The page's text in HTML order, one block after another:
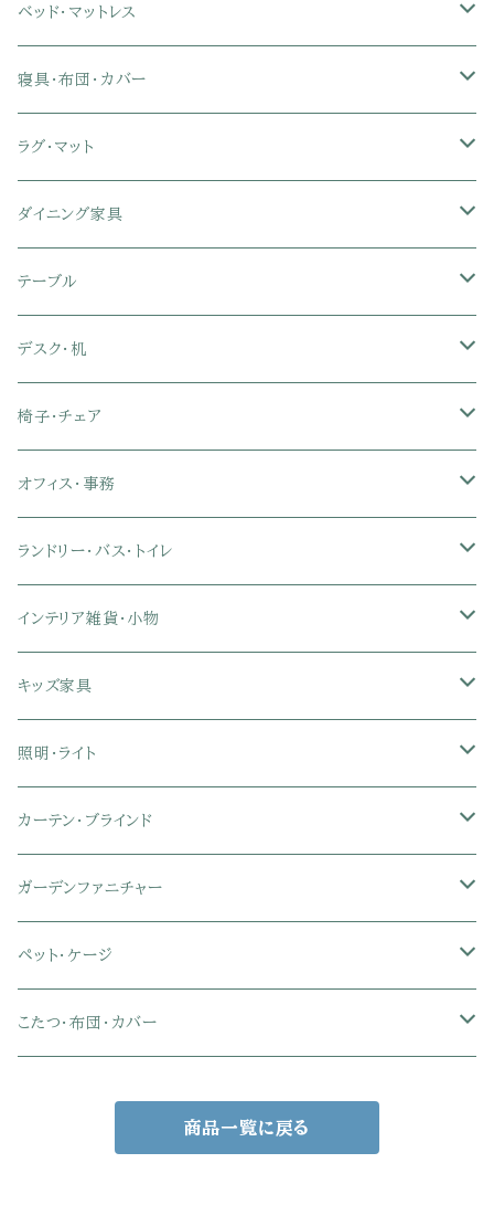
カウチソファ・コーナーソファ
リクライニングソファ
スツール・オットマン
クッションソファ
革・レザー・合皮ソファ
布張り・ファブリックソファ
ソファカバー
座椅子カバー
ポケットコイル座椅子
ハンガーラック
ラック・シェルフ
スチールラック・メタルラック
衣装ケース・壁面収納・ワードローブ
キャビネット・サイドボード
ランドリー・トイレ収納
玄関収納
突っ張り棚・突っ張りラック
ミドルタイプテレビ台
ロータイプテレビ台
コーナーテレビ台
伸縮テレビ台
テレビスタンド
サイドチェスト
幅90cm以下テレビ台
幅91～120cmテレビ台
幅121～150cmテレビ台
幅151～180cmテレビ台
食器棚・キッチンボード
レンジ台
キッチンワゴン
キッチンカウンター
キッチンラック・冷蔵庫ラック
隙間収納
キッチンマット
キッチン用品
キッチン家電
ベッド・マットレス
ローベッド
セミシングル
シングル
収納付きベッド
セミシングル
シングル
パネルベッド
セミシングル
シングル
すのこベッド
セミシングル
シングル
脚付きマットレス
セミシングル
シングル
パイプベッド
ロフトベッド
2段ベッド
折りたたみベッド
ソファベッド
マットレス
セミシングル
シングル
セミシングル
シングル
セミダブル
ダブル
寝具・布団・カバー
掛け布団
敷き布団
布団セット
枕
タオルケット・ガーゼケット
ブランケット・毛布
布団カバー・敷きパッド
ひんやりマット（冷却マット）
こたつ布団
シングル
セミダブル
ダブル
クイーン
キング
ラグ・マット
ラグ・カーペット
玄関マット
キッチンマット
フローリングマット
ジョイントマット
ダイニング家具
ダイニングテーブル
ダイニングチェア・ベンチ
ダイニングテーブルセット
2人用ダイニングテーブルセット
4人用ダイニングテーブルセット
6人用ダイニングテーブルセット
木製ダイニング
スチール脚ダイニング
テーブル
サイドテーブル
ウッドテーブル
センターテーブル
ガラステーブル
カウンターテーブル
伸縮式テーブル
デスク・机
パソコン・オフィスデスク
L字デスク
収納付きデスク
キーボードスライダー付きデスク
学習机
ツインデスク
デスクセット
サイドワゴン・チェスト
木製デスク
ガラスデスク
幅101～120cmデスク
椅子・チェア
ダイニングチェア・ベンチ
オフィスチェア
リクライニングチェア
ハイバックオフィスチェア
メッシュオフィスチェア
リビングチェア
スツール・オットマン
学習椅子
ファブリックチェア
革・レザー・合皮チェア
スチール脚チェア
木脚チェア
オフィス・事務
オフィスチェア
オフィスデスク
オフィス収納
オフィス雑貨
オフィス家電
ランドリー・バス・トイレ
ランドリーラック
タオルハンガー
洗濯カゴ・ワゴン
物干しスタンド
トイレ用品
トイレットペーパーホルダー
バス用品・バスマット
インテリア雑貨・小物
タオル
食器・食器スタンド
キャニスター・ディスペンサー
コーヒーサーバー
エコバッグ
玄関小物・傘
キッズ家具
絵本ラック・本棚
ラック・ランドセルラック
おもちゃ・キッズ収納
学習机・学習椅子
チェア・ベビーチェア・ソファ
その他のキッズ家具
照明・ライト
シーリングライト
シーリングファンライト
ペンダントライト
スポットライト
カーテン・ブラインド
ドレープカーテン
レースカーテン
カーテンセット
ガーデンファニチャー
ガーデンフェンス・アーチ
ガーデンテーブル・チェア・ベンチ
サンシェード・日よけ
ペット・ケージ
ケージ
こたつ・布団・カバー
商品一覧に戻る